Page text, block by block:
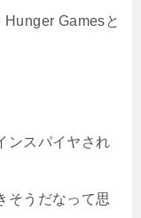
Gamesと
ンスパイヤされ
そうだなって思